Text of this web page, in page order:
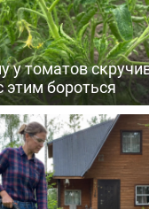
у томатов
этим бороться